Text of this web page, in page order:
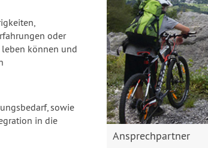
oder
können und
sowie
in die
Ansprechpartner